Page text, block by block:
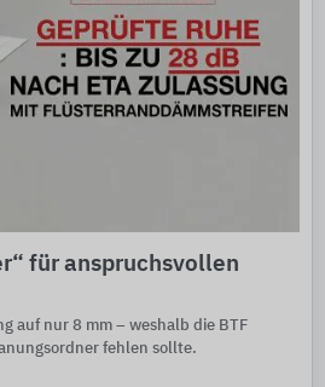
für anspruchsvollen
auf nur 8 mm – weshalb die BTF
fehlen sollte.